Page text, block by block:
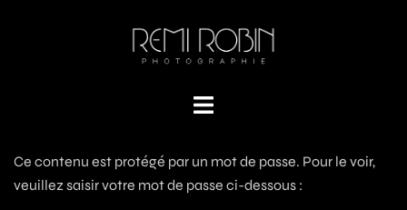
Ce contenu est protégé par un mot de passe. Pour le voir,
veuillez saisir votre mot de passe ci-dessous :